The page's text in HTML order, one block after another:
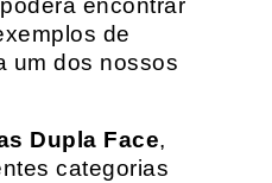
encontrar
de
um dos nossos
Dupla Face,
categorias